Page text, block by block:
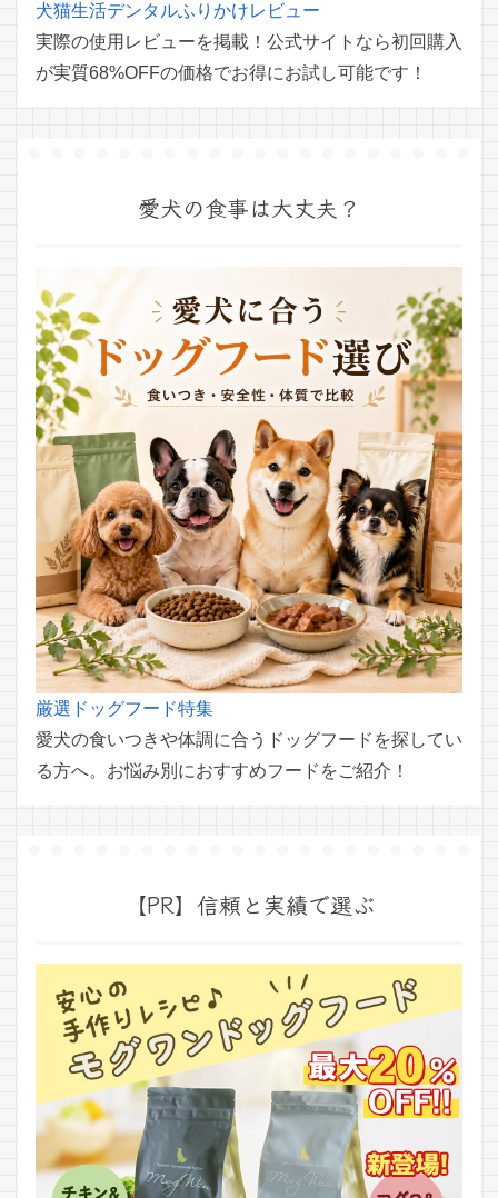
犬猫生活デンタルふりかけレビュー
実際の使用レビューを掲載！公式サイトなら初回購入
が実質68%OFFの価格でお得にお試し可能です！
愛犬の食事は大丈夫？
厳選ドッグフード特集
愛犬の食いつきや体調に合うドッグフードを探してい
る方へ。お悩み別におすすめフードをご紹介！
【PR】信頼と実績で選ぶ